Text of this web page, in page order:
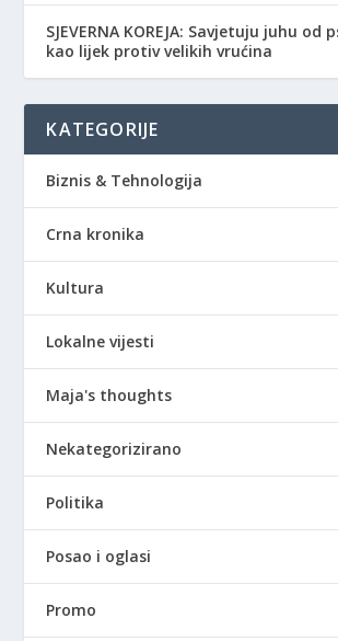
SJEVERNA KOREJA: Savjetuju juhu od
kao lijek protiv velikih vrućina
KATEGORIJE
Biznis & Tehnologija
Crna kronika
Kultura
Lokalne vijesti
Maja's thoughts
Nekategorizirano
Politika
Posao i oglasi
Promo